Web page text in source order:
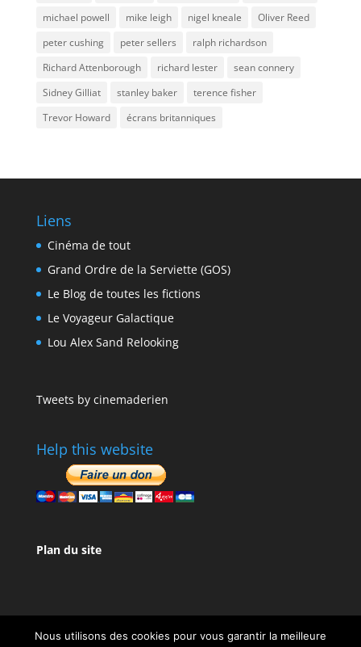
michael powell
mike leigh nigel kneale
Oliver Reed
peter cushing
peter sellers
ralph richardson
Richard Attenborough
richard lester
sean connery
Sidney Gilliat
stanley baker
terence fisher
Trevor Howard
écrans britanniques
Liens
Cinéma de tout
Grand Ordre de la Serviette (GOS)
Le Blog de toutes les fictions
Le Voyageur Galactique
Lou Alex Sand Relooking
Tweets by cinemaderien
Help this website
Plan du site
Nous utilisons des cookies pour vous garantir la meilleure